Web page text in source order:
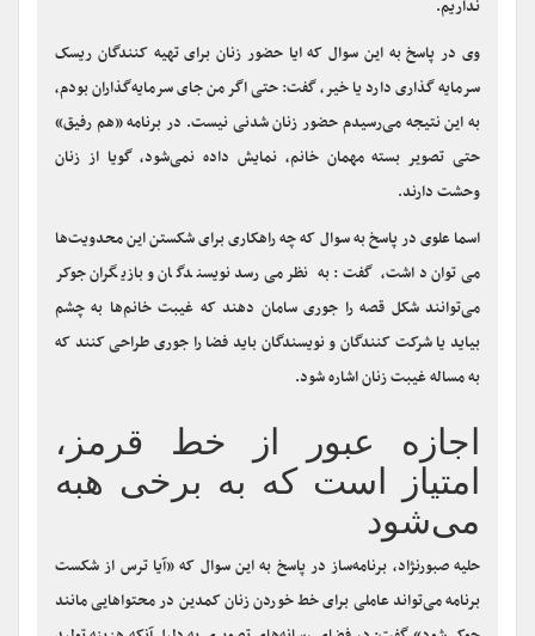
نداریم.
وی در پاسخ به این سوال که ایا حضور زنان برای تهیه کنندگان ریسک
سرمایه گذاری دارد یا خیر، گفت: حتی اگر من جای سرمایه‌گذاران بودم،
به این نتیجه می‌رسیدم حضور زنان شدنی نیست. در برنامه «هم رفیق»
وحشت دارند.
اسما علوی در پاسخ به سوال که چه راهکاری برای شکستن این محدویت‌ها
می‌توان داشت، گفت: به نظر می‌رسد نویسندگان و بازیگران جوکر
می‌توانند شکل قصه را جوری سامان دهند که غیبت خانم‌ها به چشم
به مساله غیبت زنان اشاره شود.
اجازه عبور از خط قرمز،
امتیاز است که به برخی هبه
می‌شود
حلیه صبورنژاد، برنامه‌ساز در پاسخ به این سوال که «آیا ترس از شکست